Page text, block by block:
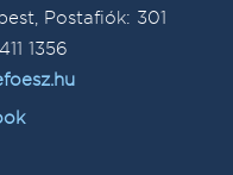
Postafiók: 301
1356